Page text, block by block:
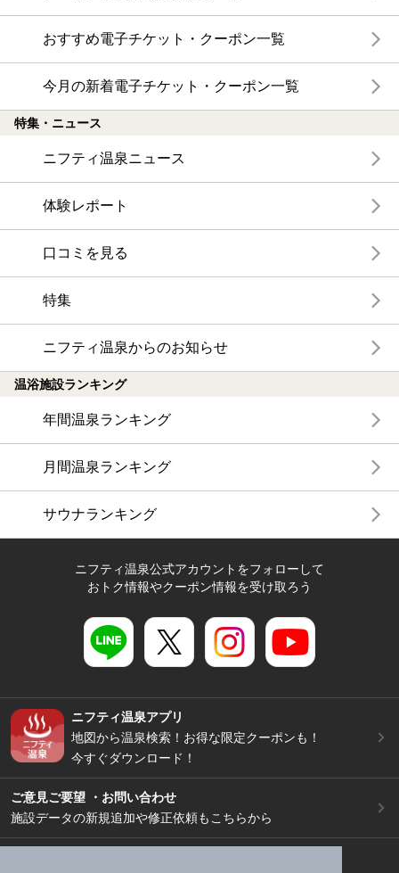
おすすめ電子チケット・クーポン一覧
今月の新着電子チケット・クーポン一覧
特集・ニュース
ニフティ温泉ニュース
体験レポート
口コミを見る
特集
ニフティ温泉からのお知らせ
温浴施設ランキング
年間温泉ランキング
月間温泉ランキング
サウナランキング
ニフティ温泉公式アカウントをフォローして
おトク情報やクーポン情報を受け取ろう
ニフティ温泉アプリ
地図から温泉検索！お得な限定クーポンも！
今すぐダウンロード！
ご意見ご要望 ・お問い合わせ
施設データの新規追加や修正依頼もこちらから